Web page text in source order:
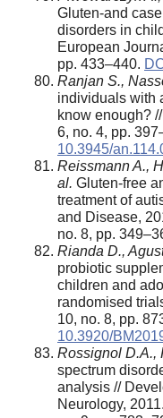
Gluten-and
disorders in
European
pp. 433–440.
Ranjan S.,
individuals with
know enough?
6, no. 4, pp.
10.3945/
Reissmann A.,
al. Gluten-free
treatment of
and Disease,
no. 8, pp.
Rianda D.,
probiotic
children and
randomised
10, no. 8, pp.
10.3920/
Rossignol D.A.,
spectrum
analysis //
Neurology,